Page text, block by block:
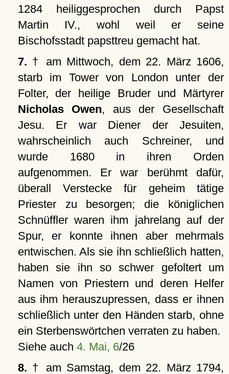
1284 heiliggesprochen durch Papst
Martin IV., wohl weil er seine
Bischofsstadt papsttreu gemacht hat.
7. † am Mittwoch, dem 22. März 1606,
starb im Tower von London unter der
Folter, der heilige Bruder und Märtyrer
Nicholas Owen, aus der Gesellschaft
Jesu. Er war Diener der Jesuiten,
wahrscheinlich auch Schreiner, und
wurde 1680 in ihren Orden
aufgenommen. Er war berühmt dafür,
überall Verstecke für geheim tätige
Priester zu besorgen; die königlichen
Schnüffler waren ihm jahrelang auf der
Spur, er konnte ihnen aber mehrmals
entwischen. Als sie ihn schließlich hatten,
haben sie ihn so schwer gefoltert um
Namen von Priestern und deren Helfer
aus ihm herauszupressen, dass er ihnen
schließlich unter den Händen starb, ohne
ein Sterbenswörtchen verraten zu haben.
Siehe auch 4. Mai, 6/26
8. † am Samstag, dem 22. März 1794,